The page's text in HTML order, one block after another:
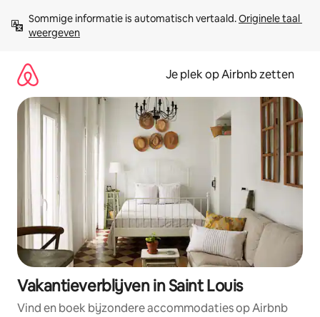
direct
naar
Sommige informatie is automatisch vertaald. Originele taal
weergeven
Je plek op Airbnb zetten
Vakantieverblijven in Saint Louis
Vind en boek bijzondere accommodaties op Airbnb